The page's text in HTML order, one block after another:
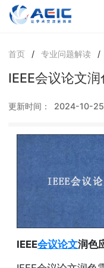
首页 / 专业问题解读 /
IEEE会议论文
更新时间： 2024-10-25
IEEE会议论文润色